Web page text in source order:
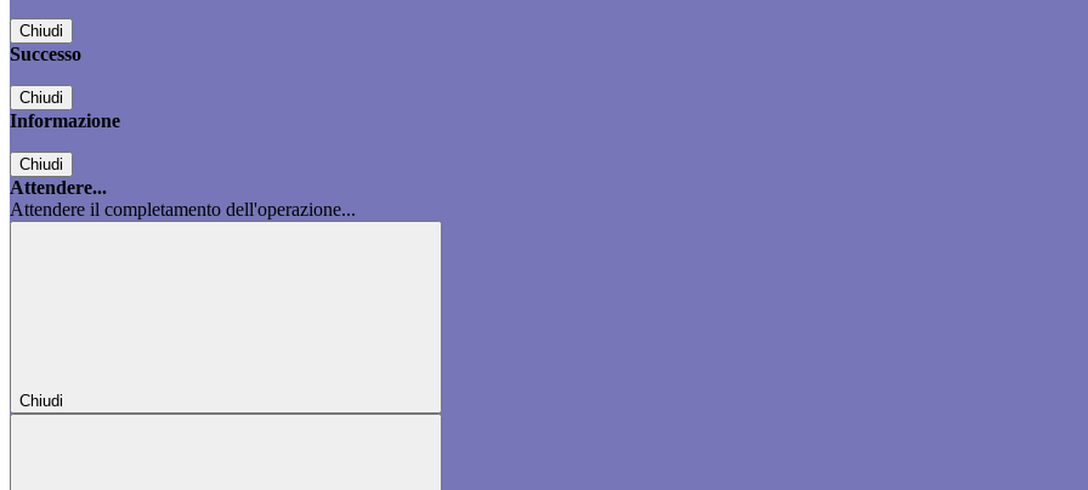
Chiudi
Successo
Chiudi
Informazione
Chiudi
Attendere...
Attendere il completamento dell'operazione...
Chiudi